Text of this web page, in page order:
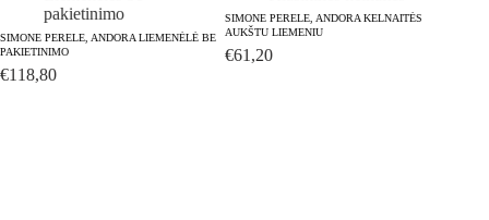
pakietinimo
SIMONE PERELE, ANDORA LIEMENĖLĖ BE
PAKIETINIMO
€118,80
SIMONE PERELE, ANDORA KELNAITĖS
AUKŠTU LIEMENIU
€61,20